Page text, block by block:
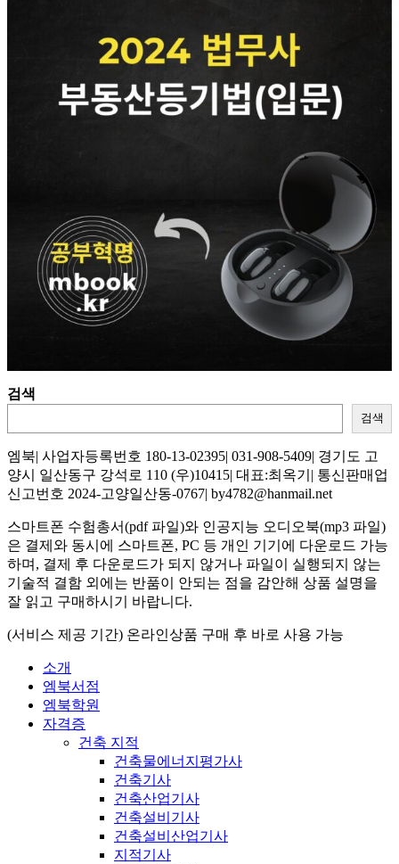
검색
검색
엠북| 사업자등록번호 180-13-02395| 031-908-5409| 경기도 고
양시 일산동구 강석로 110 (우)10415| 대표:최옥기| 통신판매업
신고번호 2024-고양일산동-0767| by4782@hanmail.net
스마트폰 수험총서(pdf 파일)와 인공지능 오디오북(mp3 파일)
은 결제와 동시에 스마트폰, PC 등 개인 기기에 다운로드 가능
하며, 결제 후 다운로드가 되지 않거나 파일이 실행되지 않는
기술적 결함 외에는 반품이 안되는 점을 감안해 상품 설명을
잘 읽고 구매하시기 바랍니다.
(서비스 제공 기간) 온라인상품 구매 후 바로 사용 가능
소개
엠북서점
엠북학원
자격증
건축 지적
건축물에너지평가사
건축기사
건축산업기사
건축설비기사
건축설비산업기사
지적기사